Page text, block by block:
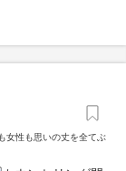
女性も思いの丈を全てぶ